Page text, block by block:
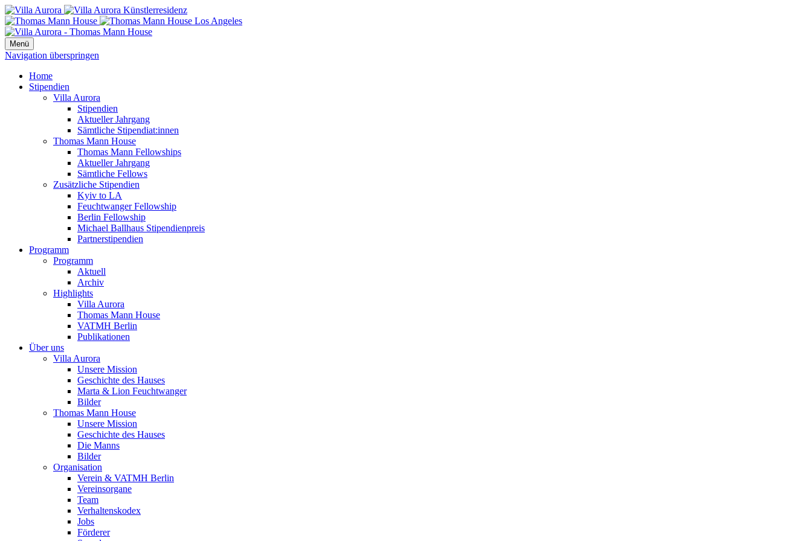
Menü
Navigation überspringen
Home
Stipendien
Villa Aurora
Stipendien
Aktueller Jahrgang
Sämtliche Stipendiat:innen
Thomas Mann House
Thomas Mann Fellowships
Aktueller Jahrgang
Sämtliche Fellows
Zusätzliche Stipendien
Kyiv to LA
Feuchtwanger Fellowship
Berlin Fellowship
Michael Ballhaus Stipendienpreis
Partnerstipendien
Programm
Programm
Aktuell
Archiv
Highlights
Villa Aurora
Thomas Mann House
VATMH Berlin
Publikationen
Über uns
Villa Aurora
Unsere Mission
Geschichte des Hauses
Marta & Lion Feuchtwanger
Bilder
Thomas Mann House
Unsere Mission
Geschichte des Hauses
Die Manns
Bilder
Organisation
Verein & VATMH Berlin
Vereinsorgane
Team
Verhaltenskodex
Jobs
Förderer